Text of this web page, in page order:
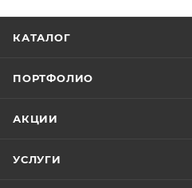
КАТАЛОГ
ПОРТФОЛИО
АКЦИИ
УСЛУГИ